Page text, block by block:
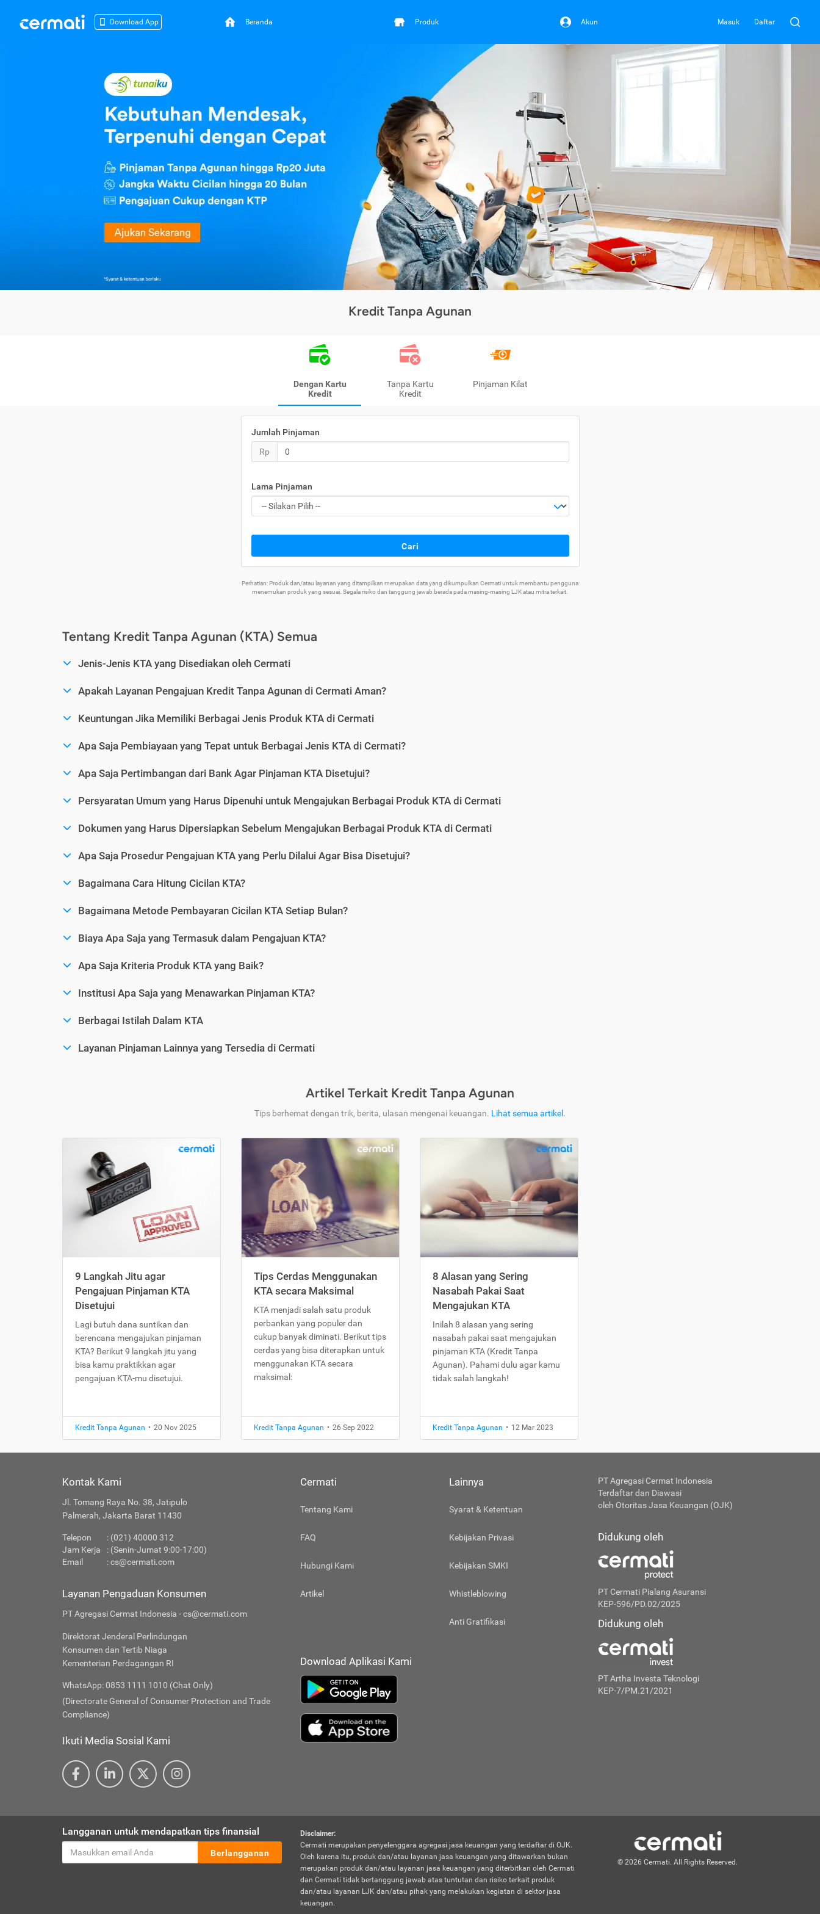
Download App Beranda Produk Akun Masuk Daftar
Kredit Tanpa Agunan
Dengan Kartu
Kredit
Tanpa Kartu
Kredit
Pinjaman Kilat
Jumlah Pinjaman
Rp
Lama Pinjaman
Cari
Perhatian: Produk dan/atau layanan yang ditampilkan merupakan data yang dikumpulkan Cermati untuk membantu pengguna
menemukan produk yang sesuai. Segala risiko dan tanggung jawab berada pada masing-masing LJK atau mitra terkait.
Tentang Kredit Tanpa Agunan (KTA) Semua
Jenis-Jenis KTA yang Disediakan oleh Cermati
Apakah Layanan Pengajuan Kredit Tanpa Agunan di Cermati Aman?
Keuntungan Jika Memiliki Berbagai Jenis Produk KTA di Cermati
Apa Saja Pembiayaan yang Tepat untuk Berbagai Jenis KTA di Cermati?
Apa Saja Pertimbangan dari Bank Agar Pinjaman KTA Disetujui?
Persyaratan Umum yang Harus Dipenuhi untuk Mengajukan Berbagai Produk KTA di Cermati
Dokumen yang Harus Dipersiapkan Sebelum Mengajukan Berbagai Produk KTA di Cermati
Apa Saja Prosedur Pengajuan KTA yang Perlu Dilalui Agar Bisa Disetujui?
Bagaimana Cara Hitung Cicilan KTA?
Bagaimana Metode Pembayaran Cicilan KTA Setiap Bulan?
Biaya Apa Saja yang Termasuk dalam Pengajuan KTA?
Apa Saja Kriteria Produk KTA yang Baik?
Institusi Apa Saja yang Menawarkan Pinjaman KTA?
Berbagai Istilah Dalam KTA
Layanan Pinjaman Lainnya yang Tersedia di Cermati
Artikel Terkait Kredit Tanpa Agunan
Tips berhemat dengan trik, berita, ulasan mengenai keuangan. Lihat semua artikel .
9 Langkah Jitu agar
Pengajuan Pinjaman KTA
Disetujui
Lagi butuh dana suntikan dan
berencana mengajukan pinjaman
KTA? Berikut 9 langkah jitu yang
bisa kamu praktikkan agar
pengajuan KTA-mu disetujui.
Kredit Tanpa Agunan • 20 Nov 2025
Tips Cerdas Menggunakan
KTA secara Maksimal
KTA menjadi salah satu produk
perbankan yang populer dan
cukup banyak diminati. Berikut tips
cerdas yang bisa diterapkan untuk
menggunakan KTA secara
maksimal:
Kredit Tanpa Agunan • 26 Sep 2022
8 Alasan yang Sering
Nasabah Pakai Saat
Mengajukan KTA
Inilah 8 alasan yang sering
nasabah pakai saat mengajukan
pinjaman KTA (Kredit Tanpa
Agunan). Pahami dulu agar kamu
tidak salah langkah!
Kredit Tanpa Agunan • 12 Mar 2023
Kontak Kami
Jl. Tomang Raya No. 38, Jatipulo
Palmerah, Jakarta Barat 11430
Telepon
: (021) 40000 312
Jam Kerja
: (Senin-Jumat 9:00-17:00)
Email
:cs@cermati.com
Layanan Pengaduan Konsumen
PT Agregasi Cermat Indonesia - cs@cermati.com
Direktorat Jenderal Perlindungan
Konsumen dan Tertib Niaga
Kementerian Perdagangan RI
WhatsApp: 0853 1111 1010 (Chat Only)
(Directorate General of Consumer Protection and Trade
Compliance)
Ikuti Media Sosial Kami
Cermati
Tentang Kami
FAQ
Hubungi Kami
Artikel
Lainnya
Syarat & Ketentuan
Kebijakan Privasi
Kebijakan SMKI
Whistleblowing
Anti Gratifikasi
Download Aplikasi Kami
PT Agregasi Cermat Indonesia
Terdaftar dan Diawasi
oleh Otoritas Jasa Keuangan (OJK)
Didukung oleh
PT Cermati Pialang Asuransi
KEP-596/PD.02/2025
Didukung oleh
PT Artha Investa Teknologi
KEP-7/PM.21/2021
Langganan untuk mendapatkan tips finansial
Berlangganan
Disclaimer:
Cermati merupakan penyelenggara agregasi jasa keuangan yang terdaftar di OJK.
Oleh karena itu, produk dan/atau layanan jasa keuangan yang ditawarkan bukan
merupakan produk dan/atau layanan jasa keuangan yang diterbitkan oleh Cermati
dan Cermati tidak bertanggung jawab atas tuntutan dan risiko terkait produk
dan/atau layanan LJK dan/atau pihak yang melakukan kegiatan di sektor jasa
keuangan.
© 2026 Cermati. All Rights Reserved.